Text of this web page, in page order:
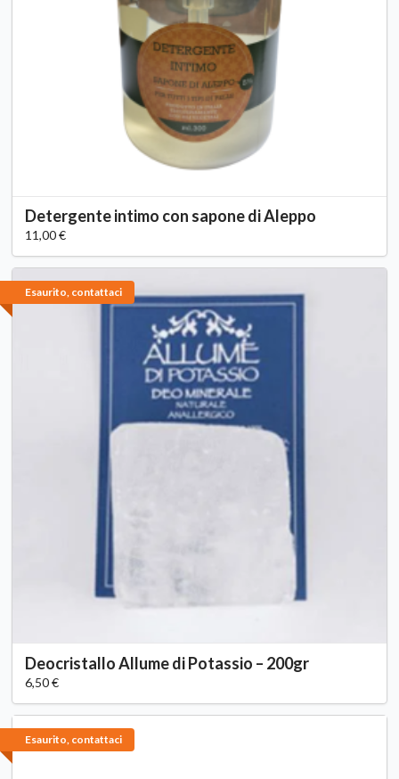
Detergente intimo con sapone di Aleppo
11,00 €
Esaurito, contattaci
Deocristallo Allume di Potassio – 200gr
6,50 €
Esaurito, contattaci